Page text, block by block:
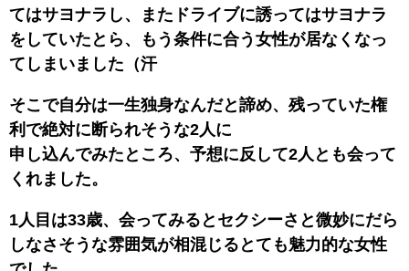
てはサヨナラし、またドライブに誘ってはサヨナラ
をしていたとら、もう条件に合う女性が居なくなっ
てしまいました（汗
そこで自分は一生独身なんだと諦め、残っていた権
利で絶対に断られそうな2人に
申し込んでみたところ、予想に反して2人とも会って
くれました。
1人目は33歳、会ってみるとセクシーさと微妙にだら
しなさそうな雰囲気が相混じるとても魅力的な女性